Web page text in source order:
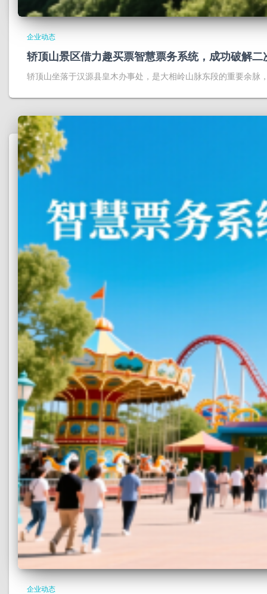
企业动态
轿顶山景区借力趣买票智慧票务系统，成功破解
轿顶山坐落于汉源县皇木办事处，是大相岭山脉东段的重要余脉
企业动态